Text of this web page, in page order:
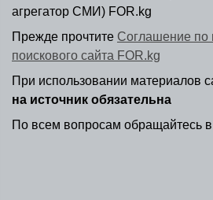
агрегатор СМИ) FOR.kg
Прежде прочтите Соглашение по
поискового сайта FOR.kg
При использовании материалов
на источник обязательна
По всем вопросам обращайтесь в